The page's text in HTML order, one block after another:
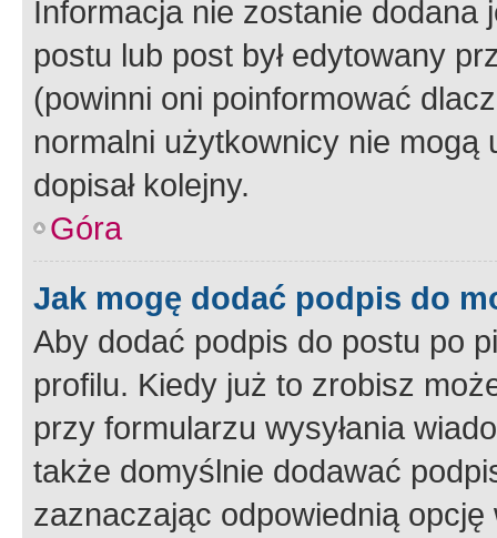
Informacja nie zostanie dodana
postu lub post był edytowany
(powinni oni poinformować
normalni użytkownicy nie
dopisał kolejny.
Góra
Jak mogę dodać podpis do
Aby dodać podpis do postu po
profilu. Kiedy już to zrobisz
przy formularzu wysyłania
także domyślnie dodawać
zaznaczając odpowiednią